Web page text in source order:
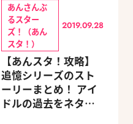
あんさんぶ
るスター
ズ！（あん
スタ！）
2019.09.28
【あんスタ！攻略】
追憶シリーズのスト
ーリーまとめ！ アイ
ドルの過去をネタバ